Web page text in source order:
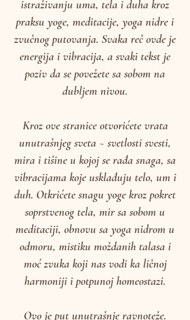
Ova stranica je posvećena dubokom
istraživanju uma, tela i duha kroz
praksu yoge, meditacije, yoga nidre i
zvučnog putovanja. Svaka reč ovde je
energija i vibracija, a svaki tekst je
poziv da se povežete sa sobom na
Kroz ove stranice otvorićete vrata
unutrašnjeg sveta ~ svetlosti svesti,
mira i tišine u kojoj se rađa snaga, sa
vibracijama koje usklađuju telo, um i
duh. Otkrićete snagu yoge kroz pokret
soprstvenog tela, mir sa sobom u
meditaciji, obnovu sa yoga nidrom u
odmoru, mistiku moždanih talasa i
moć zvuka koji nas vodi ka ličnoj